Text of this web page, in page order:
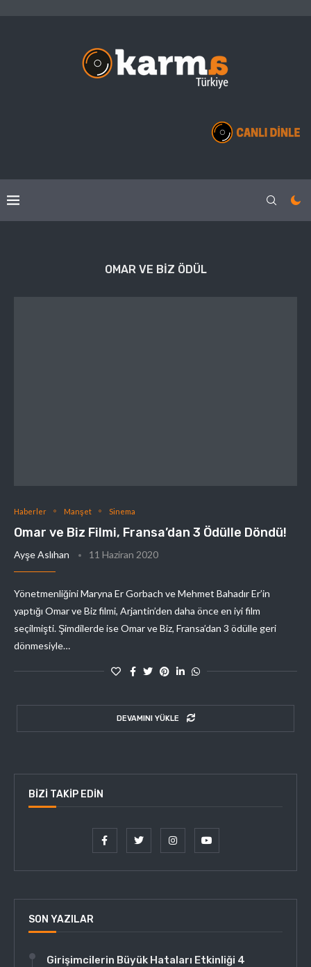
OMAR VE BIZ ÖDÜL
Haberler Manşet Sinema
Omar ve Biz Filmi, Fransa’dan 3 Ödülle Döndü!
Ayşe Aslıhan 11 Haziran 2020
Yönetmenliğini Maryna Er Gorbach ve Mehmet Bahadır Er’in
yaptığı Omar ve Biz filmi, Arjantin’den daha önce en iyi film
seçilmişti. Şimdilerde ise Omar ve Biz, Fransa’dan 3 ödülle geri
dönmesiyle…
DEVAMINI YÜKLE
BIZI TAKIP EDIN
SON YAZILAR
Girişimcilerin Büyük Hataları Etkinliği 4